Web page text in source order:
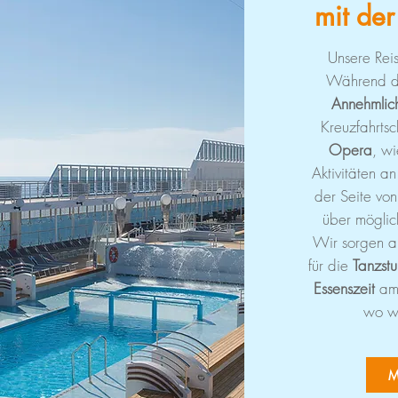
mit
Unsere
Während
Opera,
Aktivitäten
der Seite
über
Wir sorgen
für die
Essenszeit
wo